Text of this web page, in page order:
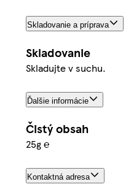
Skladovanie a príprava
Skladovanie
Skladujte v suchu.
Ďalšie informácie
Čistý obsah
25g ℮
Kontaktná adresa